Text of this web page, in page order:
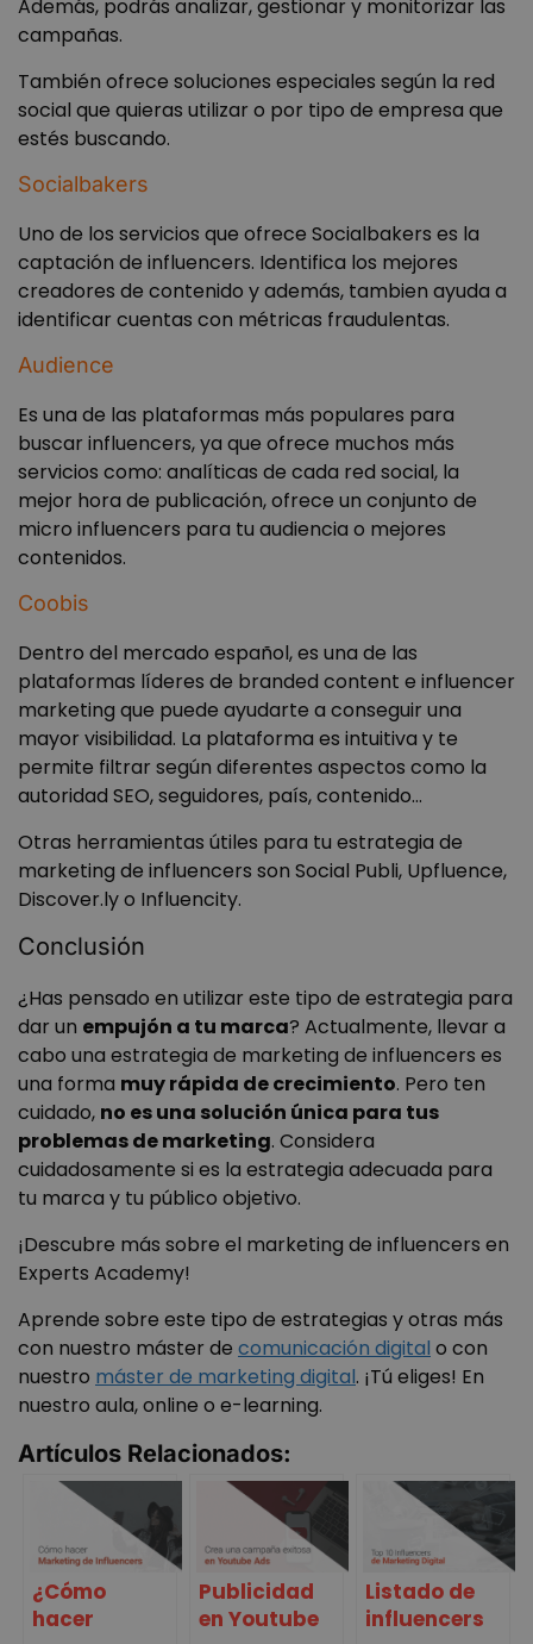
Además, podrás analizar, gestionar y monitorizar las
campañas.
También ofrece soluciones especiales según la red
social que quieras utilizar o por tipo de empresa que
estés buscando.
Socialbakers
Uno de los servicios que ofrece Socialbakers es la
captación de influencers. Identifica los mejores
creadores de contenido y además, tambien ayuda a
identificar cuentas con métricas fraudulentas.
Audience
Es una de las plataformas más populares para
buscar influencers, ya que ofrece muchos más
servicios como: analíticas de cada red social, la
mejor hora de publicación, ofrece un conjunto de
micro influencers para tu audiencia o mejores
contenidos.
Coobis
Dentro del mercado español, es una de las
plataformas líderes de branded content e influencer
marketing que puede ayudarte a conseguir una
mayor visibilidad. La plataforma es intuitiva y te
permite filtrar según diferentes aspectos como la
autoridad SEO, seguidores, país, contenido…
Otras herramientas útiles para tu estrategia de
marketing de influencers son Social Publi, Upfluence,
Discover.ly o Influencity.
Conclusión
¿Has pensado en utilizar este tipo de estrategia para
dar un empujón a tu marca? Actualmente, llevar a
cabo una estrategia de marketing de influencers es
una forma muy rápida de crecimiento. Pero ten
cuidado, no es una solución única para tus
problemas de marketing. Considera
cuidadosamente si es la estrategia adecuada para
tu marca y tu público objetivo.
¡Descubre más sobre el marketing de influencers en
Experts Academy!
Aprende sobre este tipo de estrategias y otras más
con nuestro máster de comunicación digital o con
nuestro máster de marketing digital. ¡Tú eliges! En
nuestro aula, online o e-learning.
Artículos Relacionados:
¿Cómo
hacer
Publicidad
en Youtube
Listado de
influencers
los
de